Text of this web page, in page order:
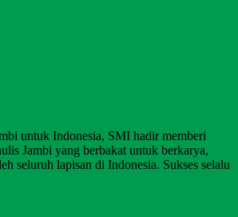
untuk Indonesia, SMI hadir memberi
Jambi yang berbakat untuk berkarya,
seluruh lapisan di Indonesia. Sukses selalu